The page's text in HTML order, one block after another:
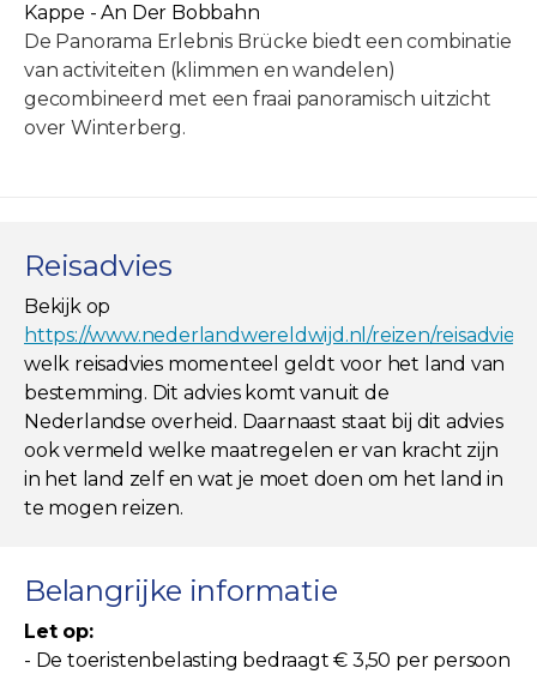
Kappe - An Der Bobbahn
De Panorama Erlebnis Brücke biedt een combinatie
van activiteiten (klimmen en wandelen)
gecombineerd met een fraai panoramisch uitzicht
over Winterberg.
Reisadvies
Bekijk op
https://www.nederlandwereldwijd.nl/reizen/
welk reisadvies momenteel geldt voor het land van
bestemming. Dit advies komt vanuit de
Nederlandse overheid. Daarnaast staat bij dit advies
ook vermeld welke maatregelen er van kracht zijn
in het land zelf en wat je moet doen om het land in
te mogen reizen.
Belangrijke informatie
Let op:
- De toeristenbelasting bedraagt € 3,50 per persoon